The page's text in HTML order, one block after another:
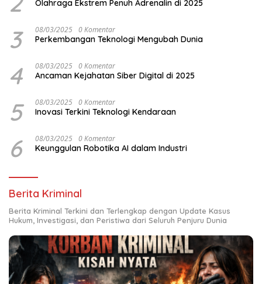
Olahraga Ekstrem Penuh Adrenalin di 2025
3 08/03/2025 0 Komentar
Perkembangan Teknologi Mengubah Dunia
4 08/03/2025 0 Komentar
Ancaman Kejahatan Siber Digital di 2025
5 08/03/2025 0 Komentar
Inovasi Terkini Teknologi Kendaraan
6 08/03/2025 0 Komentar
Keunggulan Robotika AI dalam Industri
Berita Kriminal
Berita Kriminal Terkini dan Terlengkap dengan Update Kasus
Hukum, Investigasi, dan Peristiwa dari Seluruh Penjuru Dunia